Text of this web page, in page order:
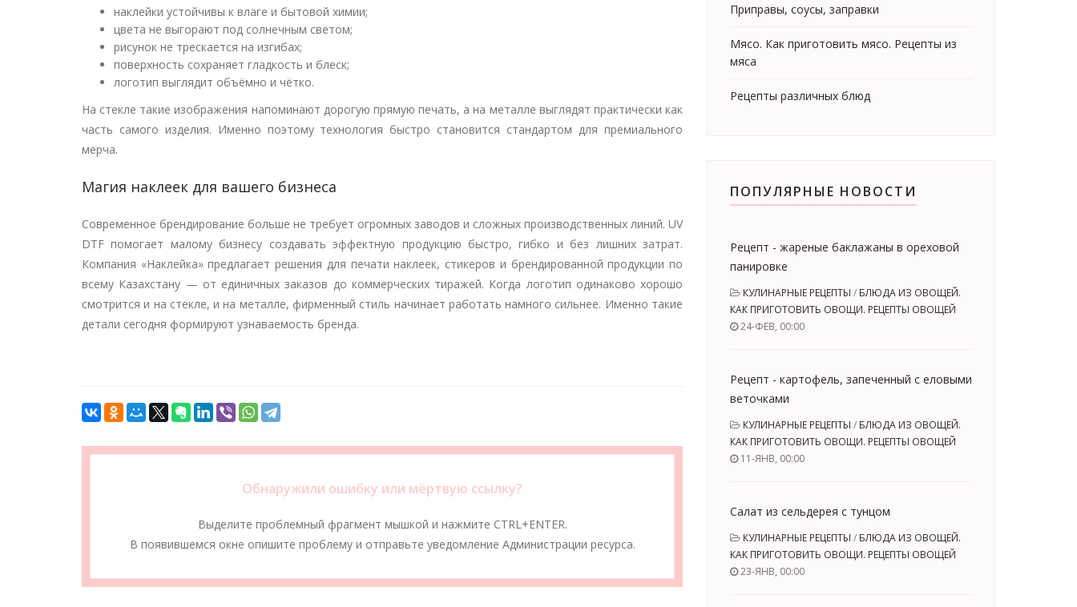
наклейки устойчивы к влаге и бытовой химии;
цвета не выгорают под солнечным светом;
рисунок не трескается на изгибах;
поверхность сохраняет гладкость и блеск;
логотип выглядит объёмно и чётко.
На стекле такие изображения напоминают дорогую прямую печать, а на металле выглядят практически как
часть самого изделия. Именно поэтому технология быстро становится стандартом для премиального
мерча.
Магия наклеек для вашего бизнеса
Современное брендирование больше не требует огромных заводов и сложных производственных линий. UV
DTF помогает малому бизнесу создавать эффектную продукцию быстро, гибко и без лишних затрат.
Компания «Наклейка» предлагает решения для печати наклеек, стикеров и брендированной продукции по
всему Казахстану — от единичных заказов до коммерческих тиражей. Когда логотип одинаково хорошо
смотрится и на стекле, и на металле, фирменный стиль начинает работать намного сильнее. Именно такие
детали сегодня формируют узнаваемость бренда.
Обнаружили ошибку или мёртвую ссылку?
Выделите проблемный фрагмент мышкой и нажмите CTRL+ENTER.
В появившемся окне опишите проблему и отправьте уведомление Администрации ресурса.
Приправы, соусы, заправки
Мясо. Как приготовить мясо. Рецепты из
мяса
Рецепты различных блюд
ПОПУЛЯРНЫЕ НОВОСТИ
Рецепт - жареные баклажаны в ореховой
панировке
КУЛИНАРНЫЕ РЕЦЕПТЫ / БЛЮДА ИЗ ОВОЩЕЙ.
КАК ПРИГОТОВИТЬ ОВОЩИ. РЕЦЕПТЫ ОВОЩЕЙ
24-ФЕВ, 00:00
Рецепт - картофель, запеченный с еловыми
веточками
КУЛИНАРНЫЕ РЕЦЕПТЫ / БЛЮДА ИЗ ОВОЩЕЙ.
КАК ПРИГОТОВИТЬ ОВОЩИ. РЕЦЕПТЫ ОВОЩЕЙ
11-ЯНВ, 00:00
Салат из сельдерея с тунцом
КУЛИНАРНЫЕ РЕЦЕПТЫ / БЛЮДА ИЗ ОВОЩЕЙ.
КАК ПРИГОТОВИТЬ ОВОЩИ. РЕЦЕПТЫ ОВОЩЕЙ
23-ЯНВ, 00:00